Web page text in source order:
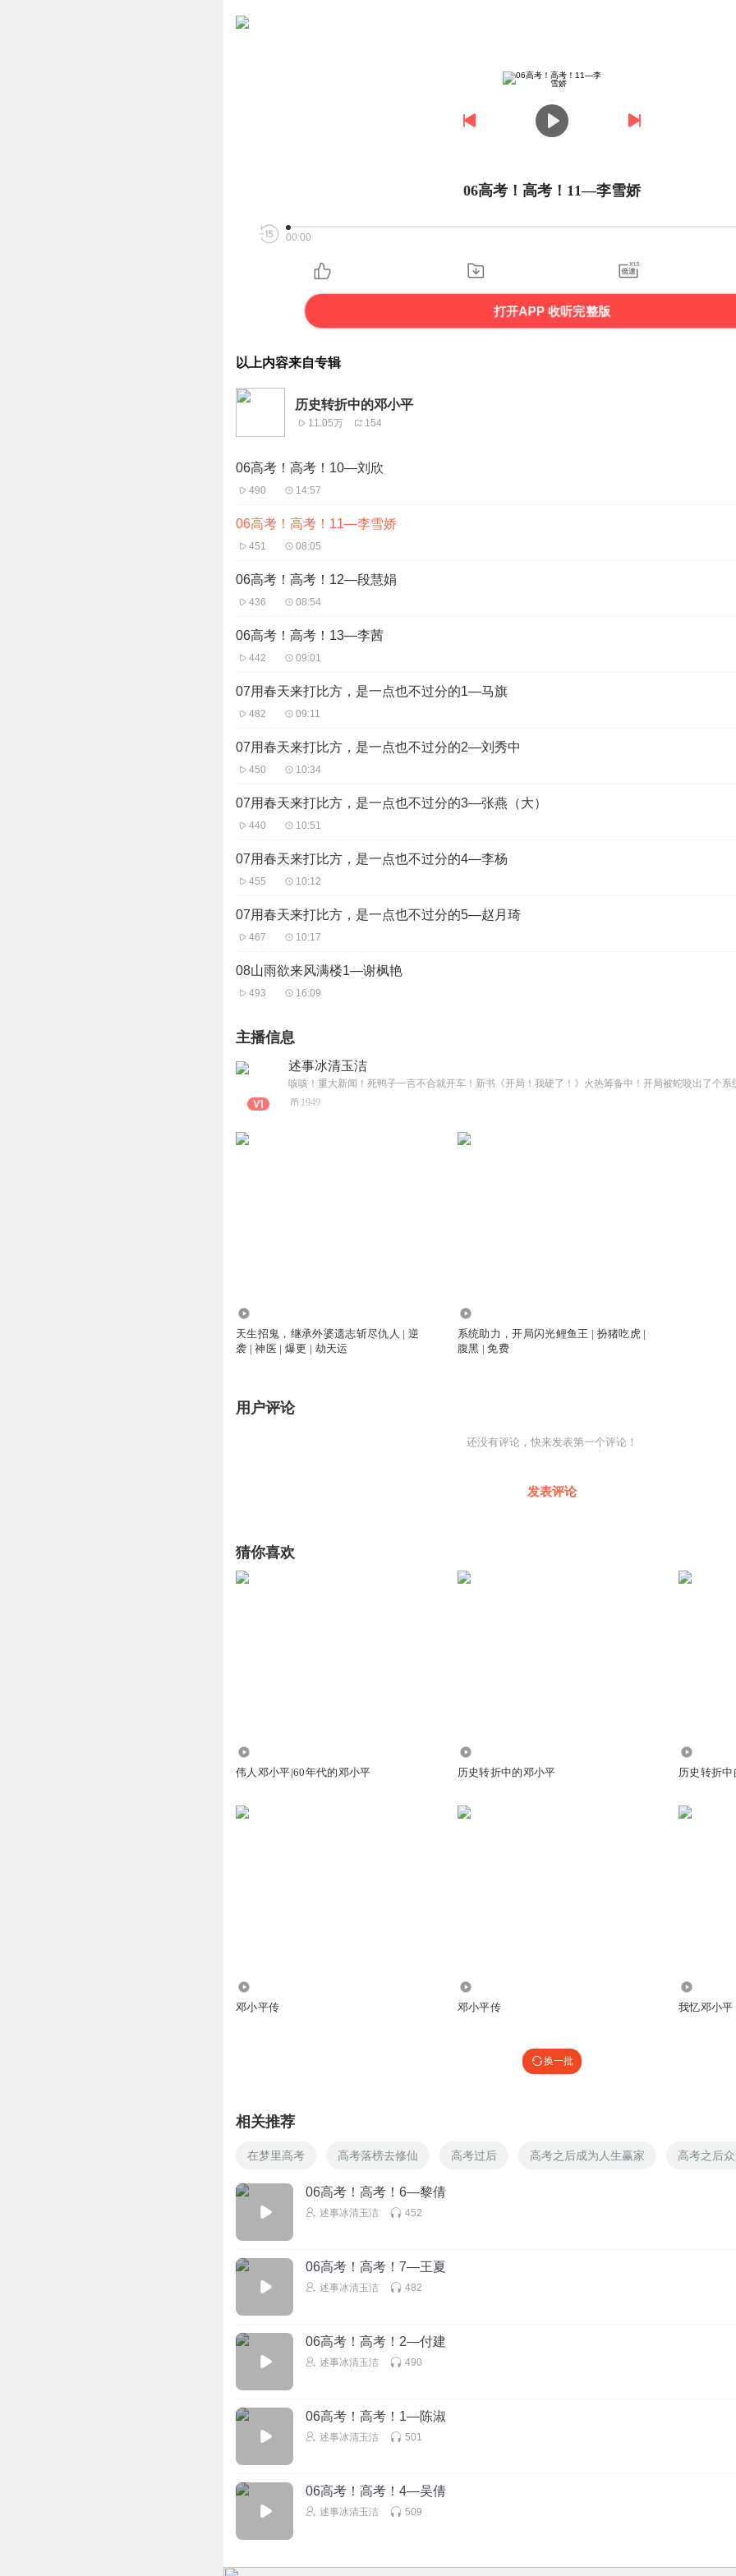
06高考！高考！11—李雪娇
00:00
打开APP 收听完整版
以上内容来自专辑
历史转折中的邓小平
11.05万 154
06高考！高考！10—刘欣
490 14:57
06高考！高考！11—李雪娇
451 08:05
06高考！高考！12—段慧娟
436 08:54
06高考！高考！13—李茜
442 09:01
07用春天来打比方，是一点也不过分的1—马旗
482 09:11
07用春天来打比方，是一点也不过分的2—刘秀中
450 10:34
07用春天来打比方，是一点也不过分的3—张燕（大）
440 10:51
07用春天来打比方，是一点也不过分的4—李杨
455 10:12
07用春天来打比方，是一点也不过分的5—赵月琦
467 10:17
08山雨欲来风满楼1—谢枫艳
493 16:09
主播信息
述事冰清玉洁
1949
天生招鬼，继承外婆遗志斩尽仇人 | 逆
袭 | 神医 | 爆更 | 劫天运
系统助力，开局闪光鲤鱼王 | 扮猪吃虎 |
腹黑 | 免费
用户评论
还没有评论，快来发表第一个评论！
发表评论
猜你喜欢
伟人邓小平|60年代的邓小平 历史转折中的邓小平 历史转折
邓小平传 邓小平传 我忆邓小平
换一批
相关推荐
在梦里高考 高考落榜去修仙 高考过后 高考之后成为人生赢家 高考之后
06高考！高考！6—黎倩
述事冰清玉洁 452
06高考！高考！7—王夏
述事冰清玉洁 482
06高考！高考！2—付建
述事冰清玉洁 490
06高考！高考！1—陈淑
述事冰清玉洁 501
06高考！高考！4—吴倩
述事冰清玉洁 509